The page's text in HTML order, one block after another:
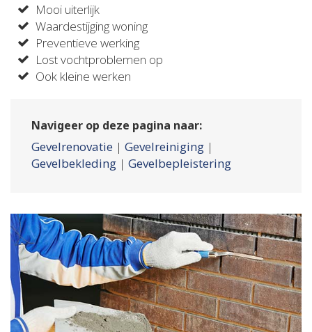
Mooi uiterlijk
Waardestijging woning
Preventieve werking
Lost vochtproblemen op
Ook kleine werken
Navigeer op deze pagina naar:
Gevelrenovatie | Gevelreiniging |
Gevelbekleding | Gevelbepleistering